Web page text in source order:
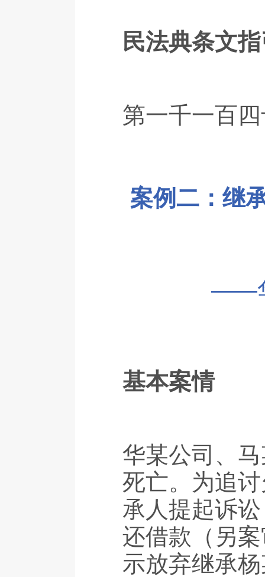
民法典条文
第一千一百
案例二：继
——
基本案情
华某公司、
死亡。为追
承人提起诉
还借款（另
示放弃继承